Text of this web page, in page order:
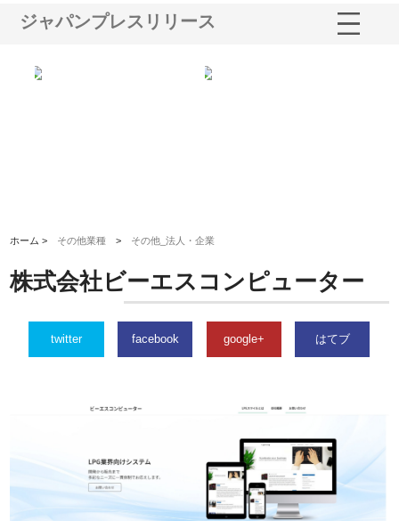
ジャパンプレスリリース
ホーム > その他業種 > その他_法人・企業
株式会社ビーエスコンピューター
twitter facebook google+ はてブ